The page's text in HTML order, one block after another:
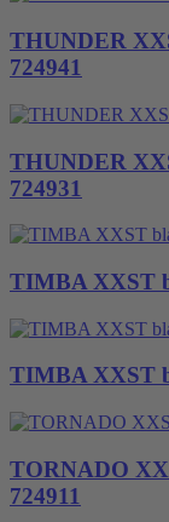
THUNDER
724941
THUNDER
724931
TIMBA XXST
TIMBA XXST
TORNADO
724911